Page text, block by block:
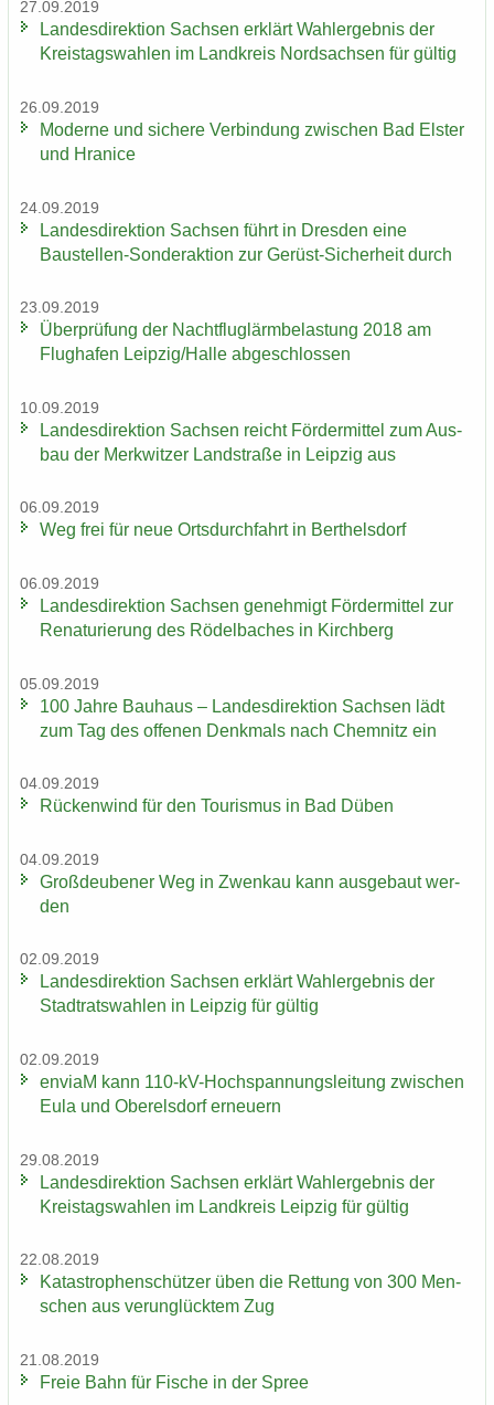
27.09.2019
Lan­des­di­rek­ti­on Sach­sen er­klärt Wahl­er­geb­nis der
Kreis­tags­wah­len im Land­kreis Nord­sach­sen für gül­tig
26.09.2019
Mo­der­ne und si­che­re Ver­bin­dung zwi­schen Bad Els­ter
und Hra­nice
24.09.2019
Lan­des­di­rek­ti­on Sach­sen führt in Dres­den eine
Baustellen-​Sonderaktion zur Gerüst-​Sicherheit durch
23.09.2019
Über­prü­fung der Nacht­flug­lärm­be­las­tung 2018 am
Flug­ha­fen Leip­zig/Halle ab­ge­schlos­sen
10.09.2019
Lan­des­di­rek­ti­on Sach­sen reicht För­der­mit­tel zum Aus­
bau der Merk­wit­zer Land­stra­ße in Leip­zig aus
06.09.2019
Weg frei für neue Orts­durch­fahrt in Bert­hels­dorf
06.09.2019
Lan­des­di­rek­ti­on Sach­sen ge­neh­migt För­der­mit­tel zur
Re­na­tu­rie­rung des Rö­del­ba­ches in Kirch­berg
05.09.2019
100 Jahre Bau­haus – Lan­des­di­rek­ti­on Sach­sen lädt
zum Tag des of­fe­nen Denk­mals nach Chem­nitz ein
04.09.2019
Rü­cken­wind für den Tou­ris­mus in Bad Düben
04.09.2019
Groß­deu­be­ner Weg in Zwenkau kann aus­ge­baut wer­
den
02.09.2019
Lan­des­di­rek­ti­on Sach­sen er­klärt Wahl­er­geb­nis der
Stadt­rats­wah­len in Leip­zig für gül­tig
02.09.2019
en­viaM kann 110-​kV-Hochspannungsleitung zwi­schen
Eula und Ober­els­dorf er­neu­ern
29.08.2019
Lan­des­di­rek­ti­on Sach­sen er­klärt Wahl­er­geb­nis der
Kreis­tags­wah­len im Land­kreis Leip­zig für gül­tig
22.08.2019
Ka­ta­stro­phen­schüt­zer üben die Ret­tung von 300 Men­
schen aus ver­un­glück­tem Zug
21.08.2019
Freie Bahn für Fi­sche in der Spree